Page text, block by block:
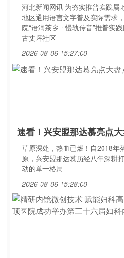
河北新闻网讯 为夯实推普实践属
地区通用语言文字普及实际需求
院“语润茶乡・慢轨传音”推普实
古丈坪社区
2026-08-06 15:27:00
速看！兴安盟那达慕亮点
草原深处，热血已燃！自2018年
原，兴安盟那达慕历经八年深耕
动的单一格局
2026-08-06 15:28:00